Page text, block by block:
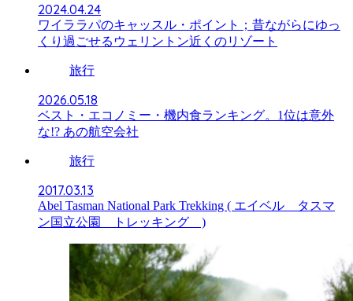
2024.04.24
ワイララパのキャッスル・ポイント；昔ながらにゆっ
くり過ごせるウェリントン近くのリゾート
旅行
2026.05.18
ベスト・エコノミー・機内食ランキング。1位は意外
な!? あの航空会社
旅行
2017.03.13
Abel Tasman National Park Trekking ( エイベル タスマ
ン国立公園 トレッキング )